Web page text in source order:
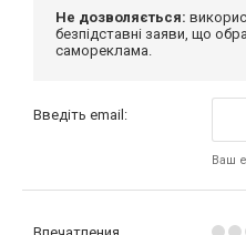
Не дозволяється:
безпідставні заяви, що
самореклама.
Введіть email:
Ваш